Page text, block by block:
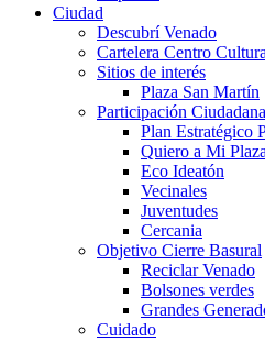
Ciudad
Descubrí Venado
Cartelera Centro
Sitios de interés
Plaza San Martín
Participación Ciudadana
Plan Estratégico
Quiero a Mi Plaza
Eco Ideatón
Vecinales
Juventudes
Cercania
Objetivo Cierre Basural
Reciclar Venado
Bolsones verdes
Grandes
Cuidado